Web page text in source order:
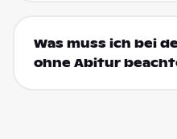
Was muss ich bei
ohne Abitur